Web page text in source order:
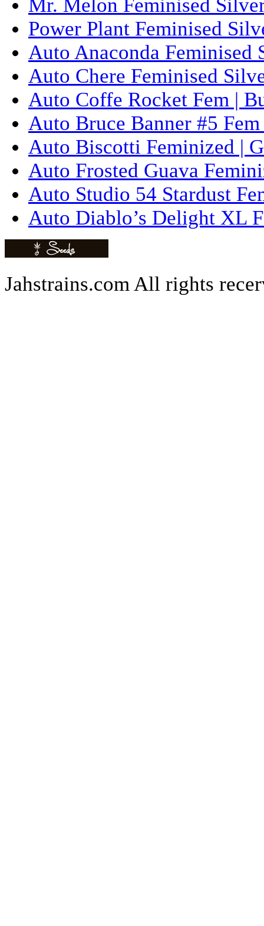
Mr. Melon Feminised
Power Plant Feminised
Auto Anaconda Feminised
Auto Chere Feminised
Auto Coffe Rocket Fem |
Auto Bruce Banner #5
Auto Biscotti Feminized |
Auto Frosted Guava
Auto Studio 54 Stardust
Auto Diablo’s Delight XL
Jahstrains.comAll rights